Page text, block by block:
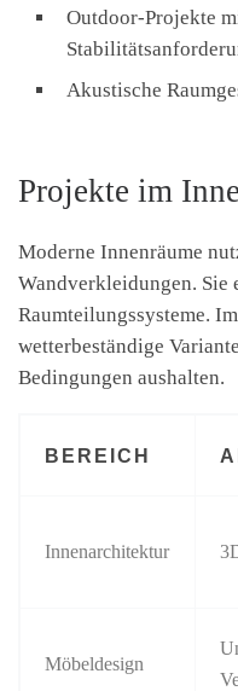
Outdoor-Projekte
Akustische
Projekte im
Moderne Innenräume
Wandverkleidungen.
Raumteilungssysteme.
wetterbeständige
Bedingungen aushalten.
BEREICH
Innenarchitektur
Möbeldesign